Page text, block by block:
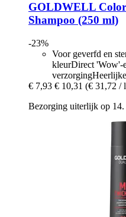
GOLDWELL
Shampoo (250 ml)
-23%
Voor geverfd en
kleurDirect 'Wow'-
€ 7,93 € 10,31 (€ 31,72 /
Bezorging uiterlijk op 14.